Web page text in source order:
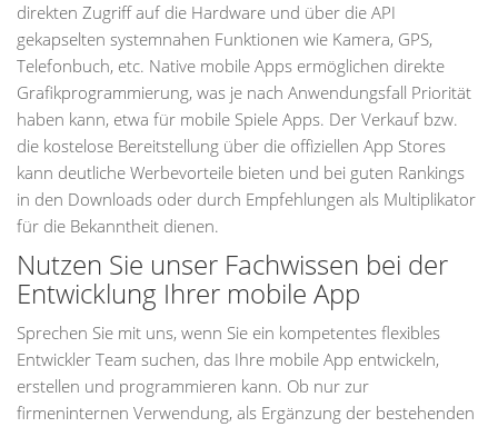
direkten Zugriff auf die Hardware und über die API
gekapselten systemnahen Funktionen wie Kamera, GPS,
Telefonbuch, etc. Native mobile Apps ermöglichen direkte
Grafikprogrammierung, was je nach Anwendungsfall Priorität
haben kann, etwa für mobile Spiele Apps. Der Verkauf bzw.
die kostelose Bereitstellung über die offiziellen App Stores
kann deutliche Werbevorteile bieten und bei guten Rankings
in den Downloads oder durch Empfehlungen als Multiplikator
für die Bekanntheit dienen.
Nutzen Sie unser Fachwissen bei der
Entwicklung Ihrer mobile App
Sprechen Sie mit uns, wenn Sie ein kompetentes flexibles
Entwickler Team suchen, das Ihre mobile App entwickeln,
erstellen und programmieren kann. Ob nur zur
firmeninternen Verwendung, als Ergänzung der bestehenden